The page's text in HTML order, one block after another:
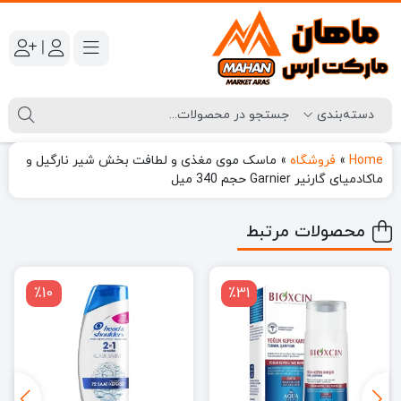
|
Home
» فروشگاه » ماسک موی مغذی و لطافت بخش شیر نارگیل و
ماکادمیای گارنیر Garnier حجم 340 میل
محصولات مرتبط
٪31 ٪10